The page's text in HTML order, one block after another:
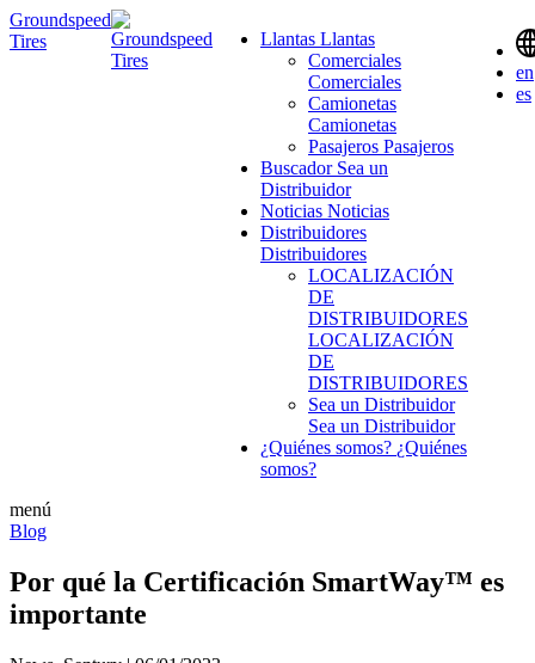
Groundspeed
Tires
Llantas Llantas
Comerciales
Comerciales
Camionetas
Camionetas
Pasajeros Pasajeros
Buscador Sea un
Distribuidor
Noticias Noticias
Distribuidores
Distribuidores
LOCALIZACIÓN
DE
DISTRIBUIDORES
LOCALIZACIÓN
DE
DISTRIBUIDORES
Sea un Distribuidor
Sea un Distribuidor
¿Quiénes somos? ¿Quiénes
somos?
en
es
menú
Blog
Por qué la Certificación SmartWay™ es
importante